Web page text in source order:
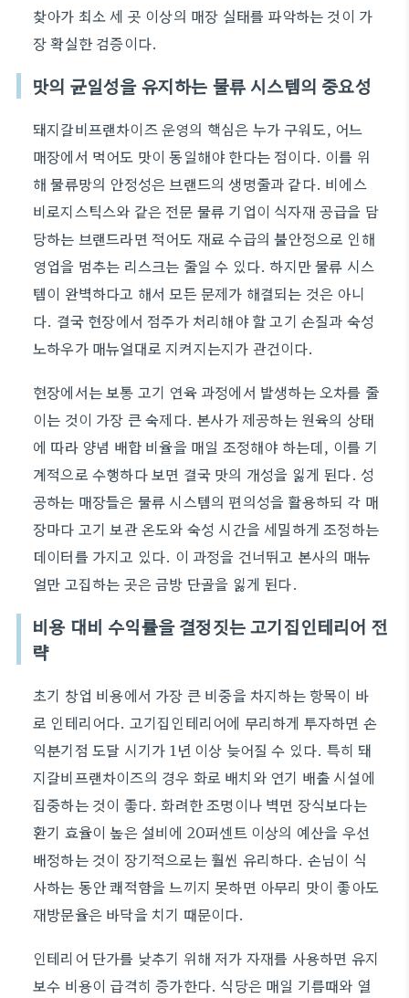
찾아가 최소 세 곳 이상의 매장 실태를 파악하는 것이 가
장 확실한 검증이다.
맛의 균일성을 유지하는 물류 시스템의 중요성
돼지갈비프랜차이즈 운영의 핵심은 누가 구워도, 어느
매장에서 먹어도 맛이 동일해야 한다는 점이다. 이를 위
해 물류망의 안정성은 브랜드의 생명줄과 같다. 비에스
비로지스틱스와 같은 전문 물류 기업이 식자재 공급을 담
당하는 브랜드라면 적어도 재료 수급의 불안정으로 인해
영업을 멈추는 리스크는 줄일 수 있다. 하지만 물류 시스
템이 완벽하다고 해서 모든 문제가 해결되는 것은 아니
다. 결국 현장에서 점주가 처리해야 할 고기 손질과 숙성
노하우가 매뉴얼대로 지켜지는지가 관건이다.
현장에서는 보통 고기 연육 과정에서 발생하는 오차를 줄
이는 것이 가장 큰 숙제다. 본사가 제공하는 원육의 상태
에 따라 양념 배합 비율을 매일 조정해야 하는데, 이를 기
계적으로 수행하다 보면 결국 맛의 개성을 잃게 된다. 성
공하는 매장들은 물류 시스템의 편의성을 활용하되 각 매
장마다 고기 보관 온도와 숙성 시간을 세밀하게 조정하는
데이터를 가지고 있다. 이 과정을 건너뛰고 본사의 매뉴
얼만 고집하는 곳은 금방 단골을 잃게 된다.
비용 대비 수익률을 결정짓는 고기집인테리어 전
략
초기 창업 비용에서 가장 큰 비중을 차지하는 항목이 바
로 인테리어다. 고기집인테리어에 무리하게 투자하면 손
익분기점 도달 시기가 1년 이상 늦어질 수 있다. 특히 돼
지갈비프랜차이즈의 경우 화로 배치와 연기 배출 시설에
집중하는 것이 좋다. 화려한 조명이나 벽면 장식보다는
환기 효율이 높은 설비에 20퍼센트 이상의 예산을 우선
배정하는 것이 장기적으로는 훨씬 유리하다. 손님이 식
사하는 동안 쾌적함을 느끼지 못하면 아무리 맛이 좋아도
재방문율은 바닥을 치기 때문이다.
인테리어 단가를 낮추기 위해 저가 자재를 사용하면 유지
보수 비용이 급격히 증가한다. 식당은 매일 기름때와 열